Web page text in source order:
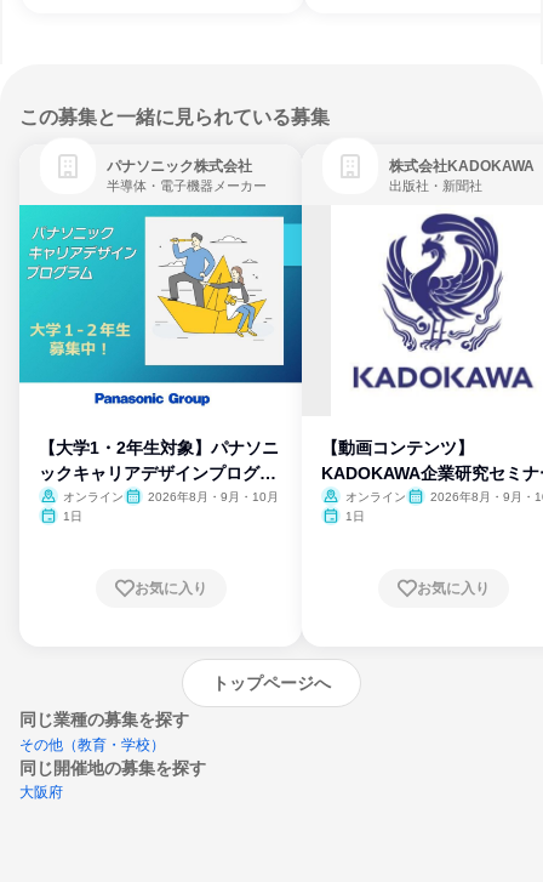
この募集と一緒に見られている募集
パナソニック株式会社
半導体・電子機器メーカー
【大学1・2年生対象】パナソニ
ックキャリアデザインプログラ
ム
オンライン
2026年8月・9月・10月
1日
お気に入り
株式会社KADOKAWA
出版社・新聞社
【動画コンテンツ】
KADOKAWA企業研究セミナ
オンライン
2026年8月・9月・
1日
お気に入り
トップページへ
同じ業種の募集を探す
その他（教育・学校）
同じ開催地の募集を探す
大阪府